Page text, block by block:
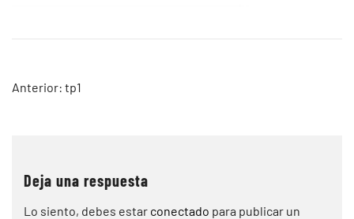
Navegación
Anterior: tp1
Deja una respuesta
Lo siento, debes estar conectado para publicar un